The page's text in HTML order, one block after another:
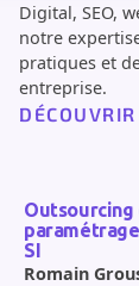
Digital, SEO,
notre
pratiques et
entreprise.
Outsourcing
SI
Romain